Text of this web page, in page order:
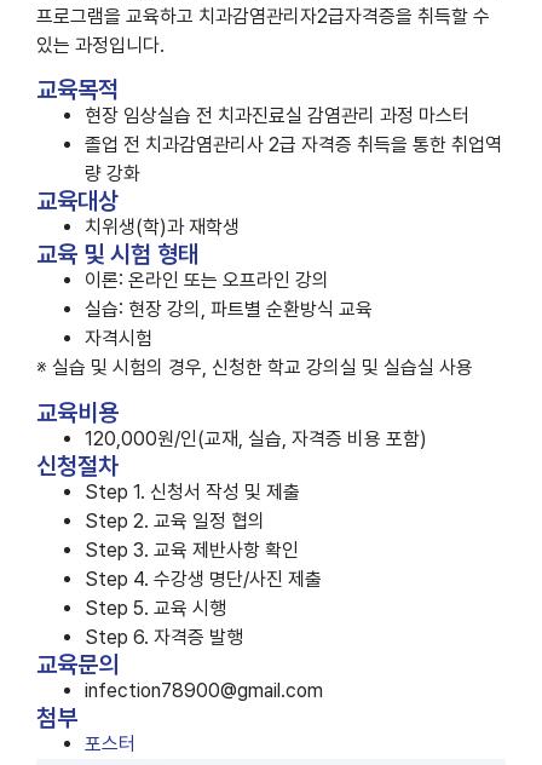
프로그램을 교육하고 치과감염관리자2급자격증을 취득할 수
있는 과정입니다.
교육목적
현장 임상실습 전 치과진료실 감염관리 과정 마스터
졸업 전 치과감염관리사 2급 자격증 취득을 통한 취업역
량 강화
교육대상
치위생(학)과 재학생
교육 및 시험 형태
이론: 온라인 또는 오프라인 강의
실습: 현장 강의, 파트별 순환방식 교육
자격시험
※ 실습 및 시험의 경우, 신청한 학교 강의실 및 실습실 사용
교육비용
120,000원/인(교재, 실습, 자격증 비용 포함)
신청절차
Step 1. 신청서 작성 및 제출
Step 2. 교육 일정 협의
Step 3. 교육 제반사항 확인
Step 4. 수강생 명단/사진 제출
Step 5. 교육 시행
Step 6. 자격증 발행
교육문의
infection78900@gmail.com
첨부
포스터